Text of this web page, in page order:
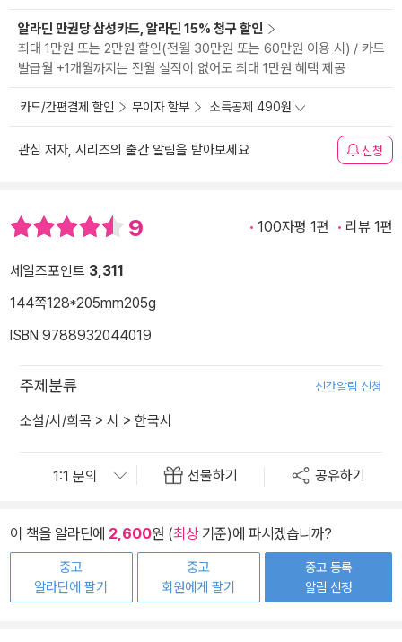
알라딘 만권당 삼성카드, 알라딘 15% 청구 할인
최대 1만원 또는 2만원 할인(전월 30만원 또는 60만원 이용 시) / 카드
발급월 +1개월까지는 전월 실적이 없어도 최대 1만원 혜택 제공
카드/간편결제 할인 무이자 할부 소득공제 490원
관심 저자, 시리즈의 출간 알림을 받아보세요 신청
9 100자평 1편 리뷰 1편
세일즈포인트 3,311
144쪽128*205mm205g
ISBN 9788932044019
주제분류 신간알림 신청
소설/시/희곡 > 시 > 한국시
선물하기 공유하기
이 책을 알라딘에 2,600원 (최상기준)에 파시겠습니까?
중고
알라딘에 팔기
중고
회원에게 팔기
중고 등록
알림 신청